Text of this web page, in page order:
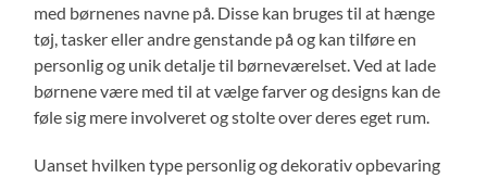
med børnenes navne på. Disse kan bruges til at hænge
tøj, tasker eller andre genstande på og kan tilføre en
personlig og unik detalje til børneværelset. Ved at lade
børnene være med til at vælge farver og designs kan de
føle sig mere involveret og stolte over deres eget rum.
Uanset hvilken type personlig og dekorativ opbevaring